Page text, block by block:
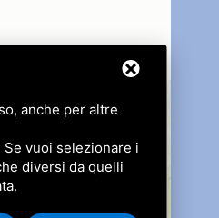
anche per altre
vuoi selezionare i
diversi da quelli